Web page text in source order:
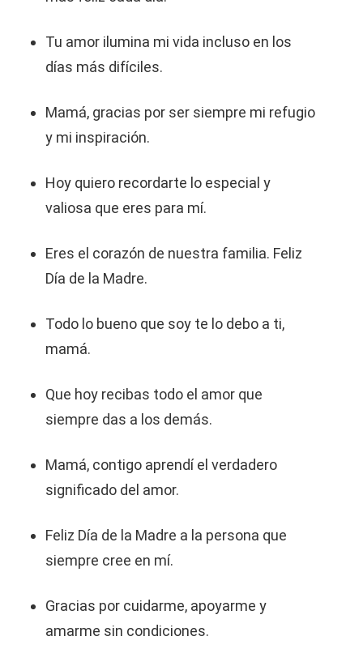
Tu amor ilumina mi vida incluso en los
días más difíciles.
Mamá, gracias por ser siempre mi refugio
y mi inspiración.
Hoy quiero recordarte lo especial y
valiosa que eres para mí.
Eres el corazón de nuestra familia. Feliz
Día de la Madre.
Todo lo bueno que soy te lo debo a ti,
mamá.
Que hoy recibas todo el amor que
siempre das a los demás.
Mamá, contigo aprendí el verdadero
significado del amor.
Feliz Día de la Madre a la persona que
siempre cree en mí.
Gracias por cuidarme, apoyarme y
amarme sin condiciones.